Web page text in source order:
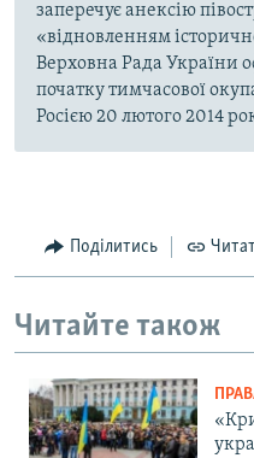
заперечує анексію
«відновленням
Верховна Рада України
початку тимчасової
Росією 20 лютого 2014
Поділитись
Читайте також